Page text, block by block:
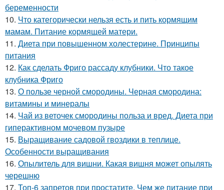
беременности
10. Что категорически нельзя есть и пить кормящим
мамам. Питание кормящей матери.
11. Диета при повышенном холестерине. Принципы
питания
12. Как сделать Фриго рассаду клубники. Что такое
клубника Фриго
13. О пользе черной смородины. Черная смородина:
витамины и минералы
14. Чай из веточек смородины польза и вред. Диета при
гиперактивном мочевом пузыре
15. Выращивание садовой гвоздики в теплице.
Особенности выращивания
16. Опылитель для вишни. Какая вишня может опылять
черешню
17. Топ-6 запретов при простатите. Чем же питание при